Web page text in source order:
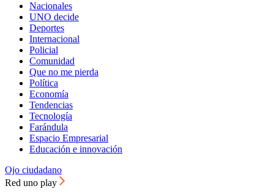
Nacionales
UNO decide
Deportes
Internacional
Policial
Comunidad
Que no me pierda
Política
Economía
Tendencias
Tecnología
Farándula
Espacio Empresarial
Educación e innovación
Ojo ciudadano
Red uno play